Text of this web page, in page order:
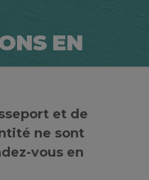
EN
et de
ne sont
vous en